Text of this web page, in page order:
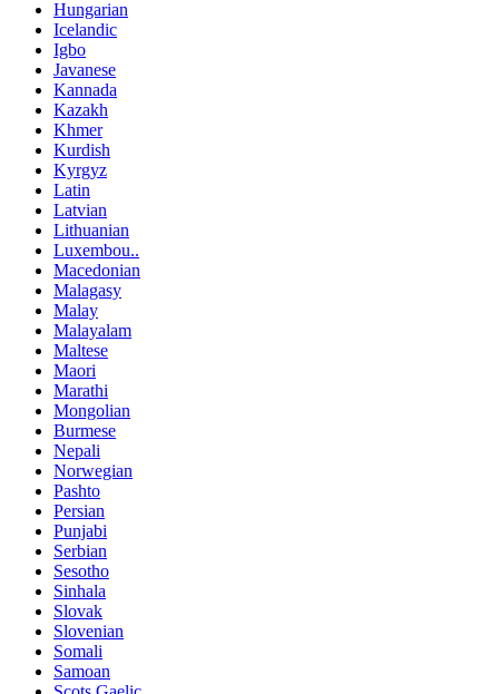
Hungarian
Icelandic
Igbo
Javanese
Kannada
Kazakh
Khmer
Kurdish
Kyrgyz
Latin
Latvian
Lithuanian
Luxembou..
Macedonian
Malagasy
Malay
Malayalam
Maltese
Maori
Marathi
Mongolian
Burmese
Nepali
Norwegian
Pashto
Persian
Punjabi
Serbian
Sesotho
Sinhala
Slovak
Slovenian
Somali
Samoan